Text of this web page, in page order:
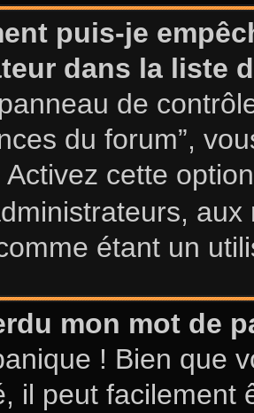
puis-je
dans la liste
de
du forum”,
Activez cette
étant un
mon mot de
! Bien que
il peut facilement